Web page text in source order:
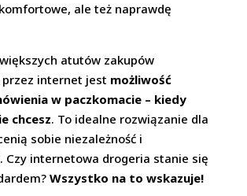
ale też naprawdę
atutów zakupów
internet jest możliwość
w paczkomacie – kiedy
chcesz. To idealne rozwiązanie dla
sobie niezależność i
Czy internetowa drogeria stanie się
Wszystko na to wskazuje!